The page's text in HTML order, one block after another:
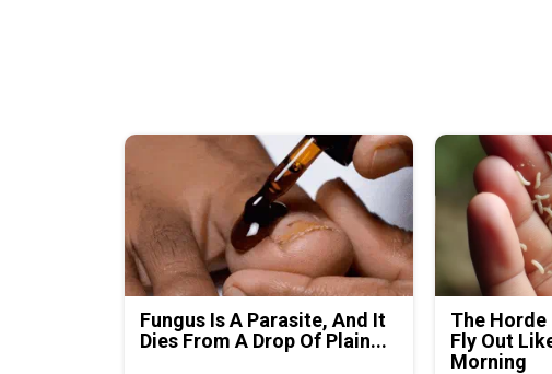
Fungus Is A Parasite, And It
Dies From A Drop Of Plain...
The Horde
Fly Out
Morning